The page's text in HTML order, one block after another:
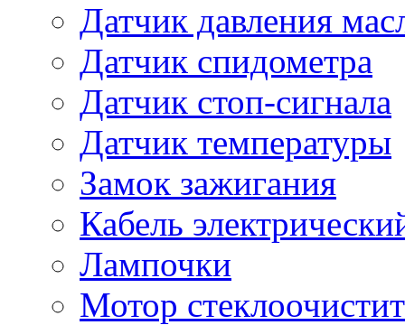
Датчик давления
Датчик спидометра
Датчик стоп-сигнала
Датчик температуры
Замок зажигания
Кабель
Лампочки
Мотор